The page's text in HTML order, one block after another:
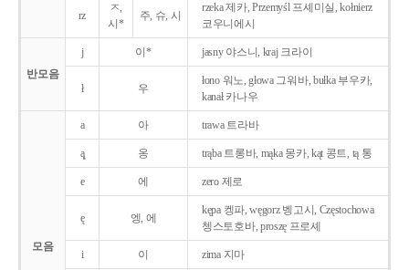
rz
ㅈ,
시*
주, 슈, 시
rzeka 제카, Przemyśl 프셰미실, kołnierz
코우니에시
반모음
j 이* jasny 야스니, kraj 크라이
ł 우
łono 워노, głowa 그워바, bułka 부우카,
kanał 카나우
모음
a 아 trawa 트라바
ą̨ 옹 trąba 트롱바, mąka 몽카, kąt 콩트, tą 통
e 에 zero 제로
ę 엥, 에
kępa 켕파, węgorz 벵고시, Częstochowa
쳉스토호바, proszę 프로셰
i 이 zima 지마